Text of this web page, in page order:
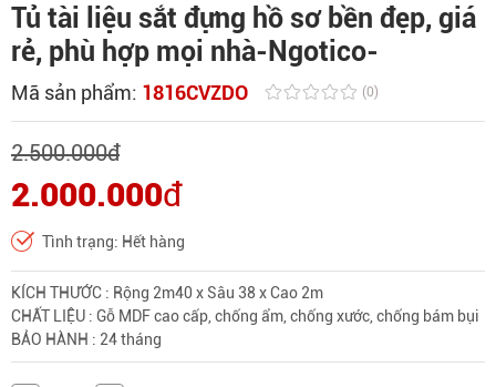
Tủ tài liệu sắt đựng hồ sơ bền đẹp, giá
rẻ, phù hợp mọi nhà-Ngotico-
Mã sản phẩm: 1816CVZDO (0)
2.500.000đ
2.000.000đ
Tình trạng: Hết hàng
KÍCH THƯỚC : Rộng 2m40 x Sâu 38 x Cao 2m
CHẤT LIỆU : Gỗ MDF cao cấp, chống ẩm, chống xước, chống bám bụi
BẢO HÀNH : 24 tháng